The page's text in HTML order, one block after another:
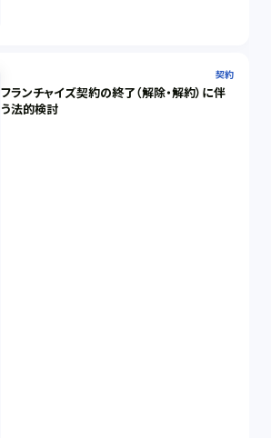
契約
フランチャイズ契約の終了（解除・解約）に伴
う法的検討